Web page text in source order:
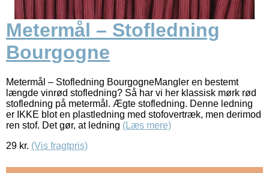
Metermål – Stofledning
Bourgogne
Metermål – Stofledning BourgogneMangler en bestemt
længde vinrød stofledning? Så har vi her klassisk mørk rød
stofledning på metermål. Ægte stofledning. Denne ledning
er IKKE blot en plastledning med stofovertræk, men derimod
ren stof. Det gør, at ledning (Læs mere)
29 kr. (Vis fragtpris)